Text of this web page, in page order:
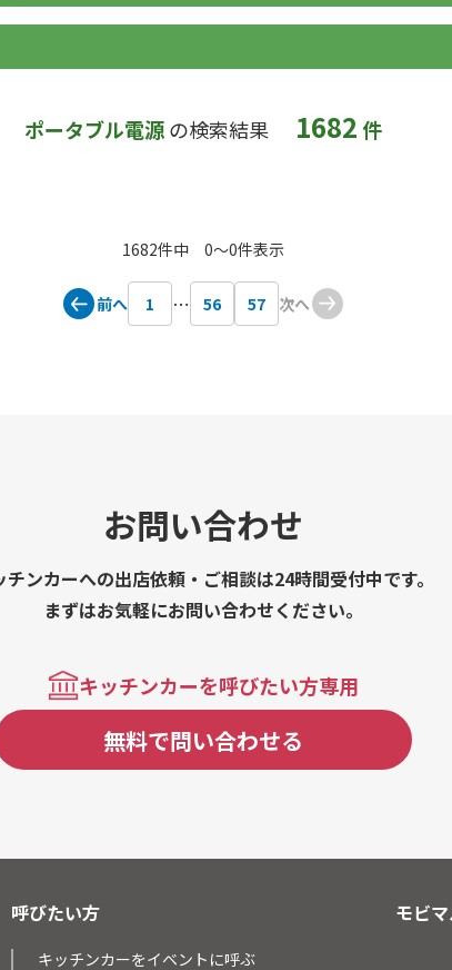
ポータブル電源の検索結果 1682件
1682件中 0〜0件表示
前へ 1 56 57 次へ
お問い合わせ
チンカーへの出店依頼・ご相談は24時間受付中です。
まずはお気軽にお問い合わせください。
キッチンカーを呼びたい方専用
無料で問い合わせる
呼びたい方
キッチンカーをイベントに呼ぶ
モビ